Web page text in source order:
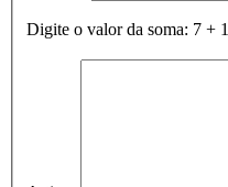
Digite o valor da soma: 7 +